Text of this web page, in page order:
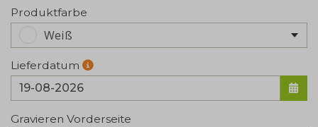
Produktfarbe
Weiß
Lieferdatum
Gravieren Vorderseite